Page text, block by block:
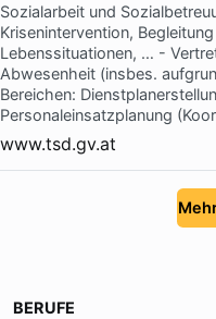
Sozialarbeit und
Krisenintervention,
Lebenssituationen, … -
Abwesenheit (insbes.
Bereichen:
Personaleinsatzplanung
www.tsd.gv.at
BERUFE